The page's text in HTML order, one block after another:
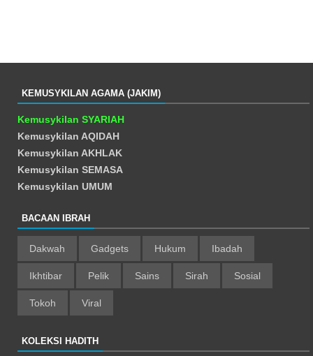
KEMUSYKILAN AGAMA (JAKIM)
Kemusykilan SYARIAH
Kemusykilan AQIDAH
Kemusykilan AKHLAK
Kemusykilan SEMASA
Kemusykilan UMUM
BACAAN IBRAH
Dakwah Gadgets Hukum Ibadah
Ikhtibar Pelik Sains Sirah Sosial
Tokoh Viral
KOLEKSI HADITH